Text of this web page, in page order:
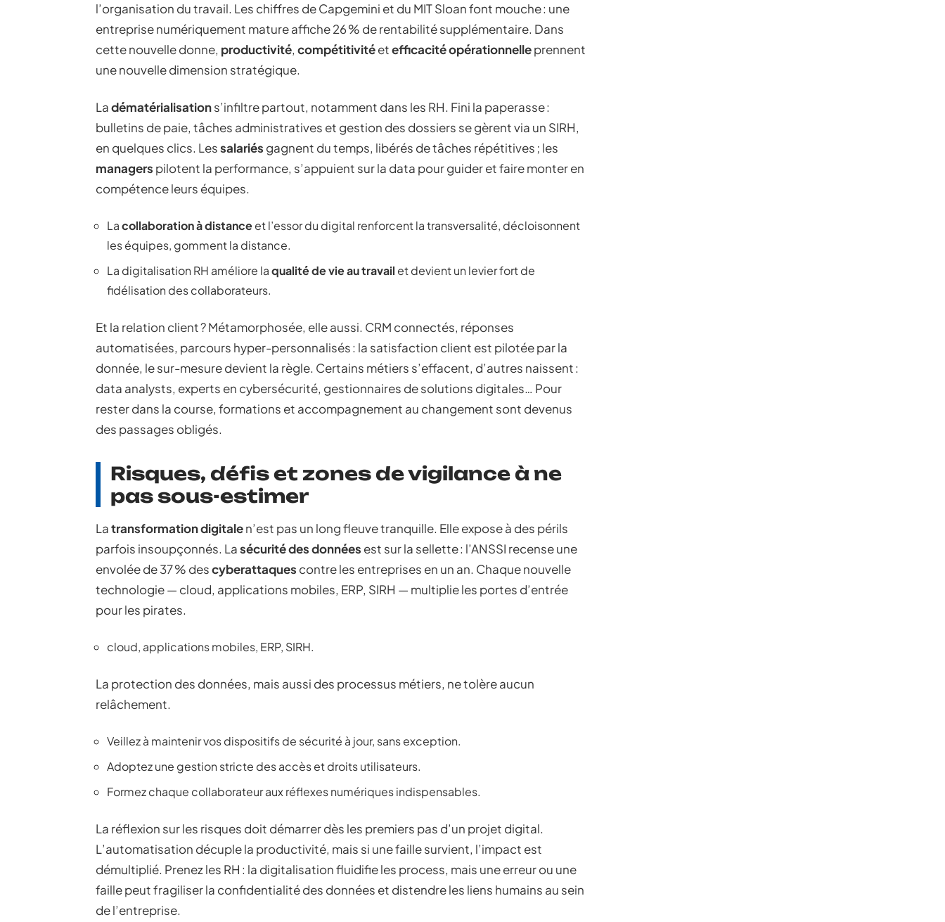
l’organisation du travail. Les chiffres de Capgemini et du MIT Sloan font mouche : une
entreprise numériquement mature affiche 26 % de rentabilité supplémentaire. Dans
cette nouvelle donne, productivité, compétitivitéetefficacité opérationnelleprennent
une nouvelle dimension stratégique.
Ladématérialisations’infiltre partout, notamment dans les RH. Fini la paperasse :
bulletins de paie, tâches administratives et gestion des dossiers se gèrent via un SIRH,
en quelques clics. Lessalariés gagnent du temps, libérés de tâches répétitives ; les
managers pilotent la performance, s’appuient sur la data pour guider et faire monter en
compétence leurs équipes.
Lacollaboration à distanceet l’essor du digital renforcent la transversalité, décloisonnent
les équipes, gomment la distance.
La digitalisation RH améliore laqualité de vie au travail et devient un levier fort de
fidélisation des collaborateurs.
Et la relation client ? Métamorphosée, elle aussi. CRM connectés, réponses
automatisées, parcours hyper-personnalisés : la satisfaction client est pilotée par la
donnée, le sur-mesure devient la règle. Certains métiers s’effacent, d’autres naissent :
data analysts, experts en cybersécurité, gestionnaires de solutions digitales… Pour
rester dans la course, formations et accompagnement au changement sont devenus
des passages obligés.
Risques, défis et zones de vigilance à ne
pas sous-estimer
Latransformation digitalen’est pas un long fleuve tranquille. Elle expose à des périls
parfois insoupçonnés. Lasécurité des données est sur la sellette : l’ANSSI recense une
envolée de 37 % descyberattaques contre les entreprises en un an. Chaque nouvelle
technologie — cloud, applications mobiles, ERP, SIRH — multiplie les portes d’entrée
pour les pirates.
cloud, applications mobiles, ERP, SIRH.
La protection des données, mais aussi des processus métiers, ne tolère aucun
relâchement.
Veillez à maintenir vos dispositifs de sécurité à jour, sans exception.
Adoptez une gestion stricte des accès et droits utilisateurs.
Formez chaque collaborateur aux réflexes numériques indispensables.
La réflexion sur les risques doit démarrer dès les premiers pas d’un projet digital.
L’automatisation décuple la productivité, mais si une faille survient, l’impact est
démultiplié. Prenez les RH : la digitalisation fluidifie les process, mais une erreur ou une
faille peut fragiliser la confidentialité des données et distendre les liens humains au sein
de l’entreprise.